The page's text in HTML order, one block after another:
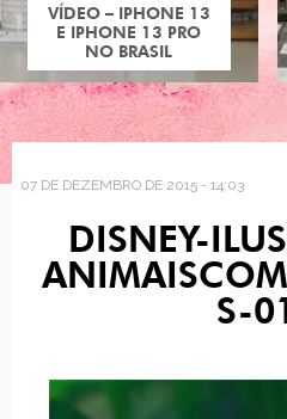
VÍDEO – IPHONE 13
E IPHONE 13 PRO
NO BRASIL
07 DE DEZEMBRO DE 2015 - 14:03
DISNEY-
S-